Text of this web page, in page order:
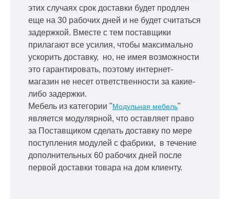
этих случаях срок доставки будет продлен
еще на 30 рабочих дней и не будет считаться
задержкой. Вместе с тем поставщики
прилагают все усилия, чтобы максимально
ускорить доставку, но, не имея возможности
это гарантировать, поэтому интернет-
магазин не несет ответственности за какие-
либо задержки.
Мебель из категории "Модульная мебель"
является модулярной, что оставляет право
за Поставщиком сделать доставку по мере
поступления модулей с фабрики, в течение
дополнительных 60 рабочих дней после
первой доставки товара на дом клиенту.